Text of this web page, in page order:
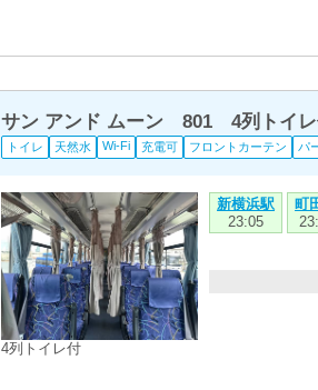
サン アンド ムーン 801 4列トイ
トイレ 天然水 Wi-Fi 充電可 フロントカーテン パ
4列トイレ付
新横浜駅
23:05
町